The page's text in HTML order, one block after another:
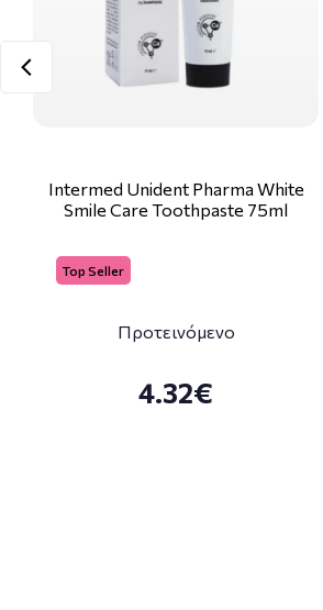
Intermed Unident Pharma White
Smile Care Toothpaste 75ml
Top Seller
Προτεινόμενο
4.32€